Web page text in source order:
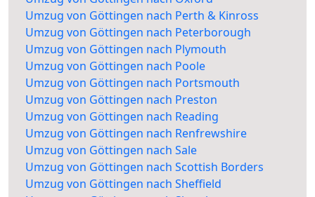
Umzug von Göttingen nach Perth & Kinross
Umzug von Göttingen nach Peterborough
Umzug von Göttingen nach Plymouth
Umzug von Göttingen nach Poole
Umzug von Göttingen nach Portsmouth
Umzug von Göttingen nach Preston
Umzug von Göttingen nach Reading
Umzug von Göttingen nach Renfrewshire
Umzug von Göttingen nach Sale
Umzug von Göttingen nach Scottish Borders
Umzug von Göttingen nach Sheffield